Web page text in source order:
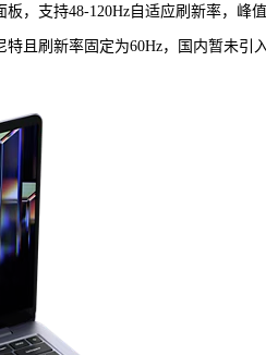
，支持48-120Hz自适应刷新率，峰
特且刷新率固定为60Hz，国内暂未引